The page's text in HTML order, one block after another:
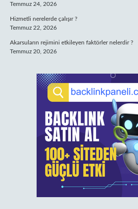
Temmuz 24, 2026
Hizmetli nerelerde çalışır ?
Temmuz 22, 2026
Akarsuların rejimini etkileyen faktörler nelerdir ?
Temmuz 20, 2026